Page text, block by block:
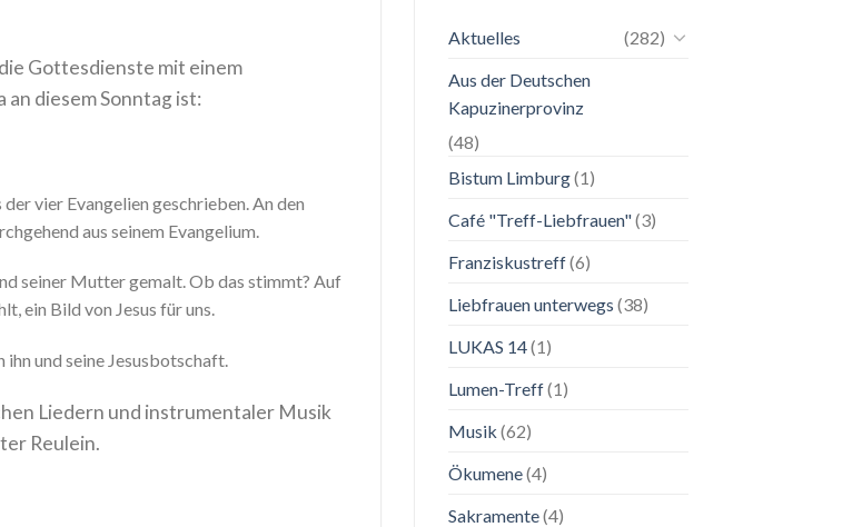
Gottesdienste mit einem
diesem Sonntag ist:
vier Evangelien geschrieben. An den
aus seinem Evangelium.
seiner Mutter gemalt. Ob das stimmt? Auf
ein Bild von Jesus für uns.
und seine Jesusbotschaft.
Liedern und instrumentaler Musik
Reulein.
Franziskanische
Aktuelles
(282)
Aus der Deutschen
Kapuzinerprovinz
(48)
Bistum Limburg(1)
Café "Treff-Liebfrauen"(3)
Franziskustreff(6)
Liebfrauen unterwegs (38)
LUKAS 14(1)
Lumen-Treff(1)
Musik (62)
Ökumene(4)
Sakramente(4)